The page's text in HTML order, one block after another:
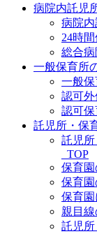
病院内託児
病院
24時
総合病
一般保育所
一般
認可外
認可保
託児所・保
託児
_TOP
保育
保育
保育
親目
託児